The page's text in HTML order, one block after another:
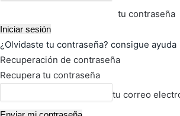
tu contraseña
¿Olvidaste tu contraseña? consigue ayuda
Recuperación de contraseña
Recupera tu contraseña
tu correo